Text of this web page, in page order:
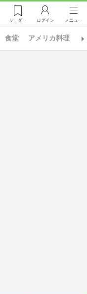
リーダー ログイン メニュー
食堂 アメリカ料理